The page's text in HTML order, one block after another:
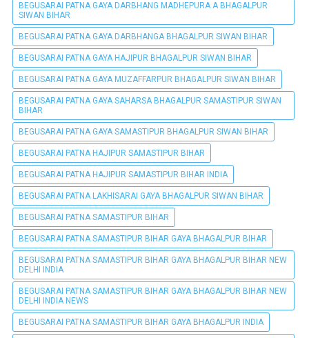
BEGUSARAI PATNA GAYA DARBHANG MADHEPURA A BHAGALPUR
SIWAN BIHAR
BEGUSARAI PATNA GAYA DARBHANGA BHAGALPUR SIWAN BIHAR
BEGUSARAI PATNA GAYA HAJIPUR BHAGALPUR SIWAN BIHAR
BEGUSARAI PATNA GAYA MUZAFFARPUR BHAGALPUR SIWAN BIHAR
BEGUSARAI PATNA GAYA SAHARSA BHAGALPUR SAMASTIPUR SIWAN
BIHAR
BEGUSARAI PATNA GAYA SAMASTIPUR BHAGALPUR SIWAN BIHAR
BEGUSARAI PATNA HAJIPUR SAMASTIPUR BIHAR
BEGUSARAI PATNA HAJIPUR SAMASTIPUR BIHAR INDIA
BEGUSARAI PATNA LAKHISARAI GAYA BHAGALPUR SIWAN BIHAR
BEGUSARAI PATNA SAMASTIPUR BIHAR
BEGUSARAI PATNA SAMASTIPUR BIHAR GAYA BHAGALPUR BIHAR
BEGUSARAI PATNA SAMASTIPUR BIHAR GAYA BHAGALPUR BIHAR NEW
DELHI INDIA
BEGUSARAI PATNA SAMASTIPUR BIHAR GAYA BHAGALPUR BIHAR NEW
DELHI INDIA NEWS
BEGUSARAI PATNA SAMASTIPUR BIHAR GAYA BHAGALPUR INDIA